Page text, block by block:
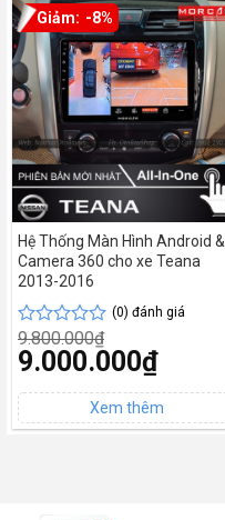
-8%
Hệ Thống Màn Hình Android &
Camera 360 cho xe Teana
2013-2016
Được
xếp
hạng
0
5
sao
(0) đánh giá
9.800.000₫
Giá
gốc
9.800.000₫.
9.000.000₫
hiện
tại
là: